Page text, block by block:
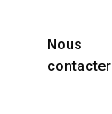
Nous
contacter